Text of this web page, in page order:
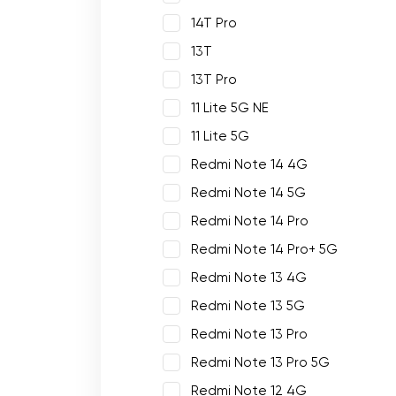
14T Pro
13T
13T Pro
11 Lite 5G NE
11 Lite 5G
Redmi Note 14 4G
Redmi Note 14 5G
Redmi Note 14 Pro
Redmi Note 14 Pro+ 5G
Redmi Note 13 4G
Redmi Note 13 5G
Redmi Note 13 Pro
Redmi Note 13 Pro 5G
Redmi Note 12 4G